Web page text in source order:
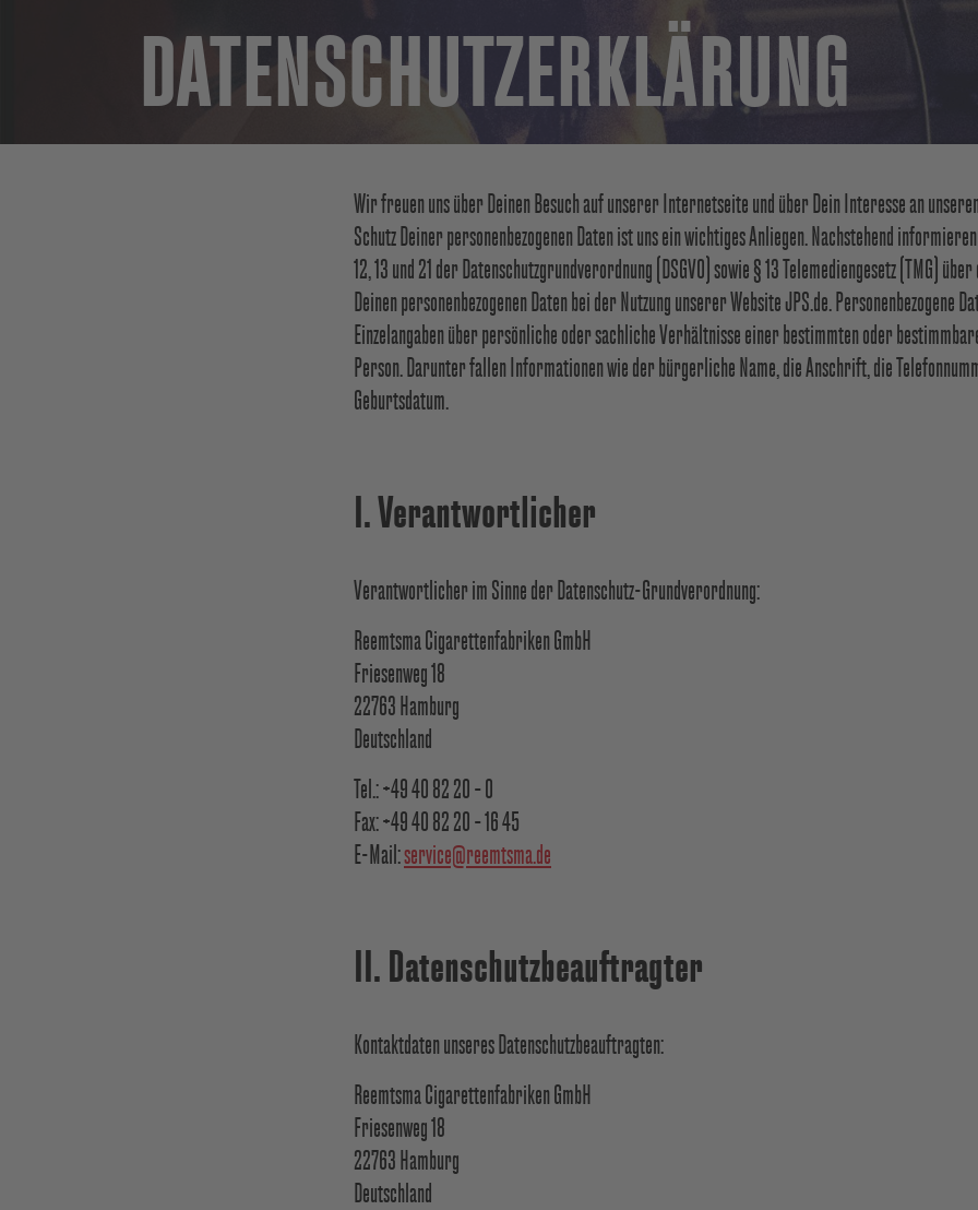
DATENSCHUTZERKLÄRUNG
Wir freuen uns über Deinen Besuch auf unserer Internetseite und über Dein Interesse an
Schutz Deiner personenbezogenen Daten ist uns ein wichtiges Anliegen. Nachstehend
12, 13 und 21 der Datenschutzgrundverordnung (DSGVO) sowie § 13 Telemediengesetz (TMG)
Deinen personenbezogenen Daten bei der Nutzung unserer Website JPS.de. Personenbezogene
Einzelangaben über persönliche oder sachliche Verhältnisse einer bestimmten oder
Person. Darunter fallen Informationen wie der bürgerliche Name, die Anschrift, die
Geburtsdatum.
I. Verantwortlicher
Verantwortlicher im Sinne der Datenschutz-Grundverordnung:
Reemtsma Cigarettenfabriken GmbH
Friesenweg 18
22763 Hamburg
Deutschland
Tel.: +49 40 82 20 – 0
Fax: +49 40 82 20 – 16 45
E-Mail:service@reemtsma.de
II. Datenschutzbeauftragter
Kontaktdaten unseres Datenschutzbeauftragten:
Reemtsma Cigarettenfabriken GmbH
Friesenweg 18
22763 Hamburg
Deutschland